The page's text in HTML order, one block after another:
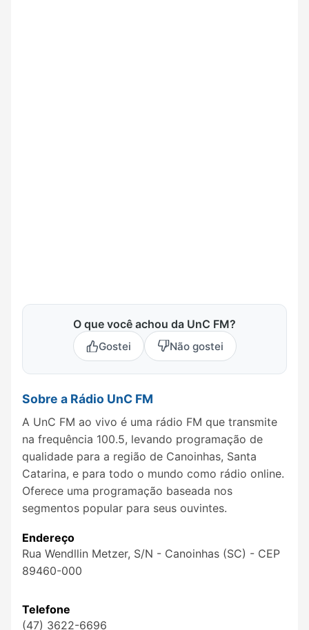
O que você achou da UnC FM?
Gostei Não gostei
Sobre a Rádio UnC FM
A UnC FM ao vivo é uma rádio FM que transmite
na frequência 100.5, levando programação de
qualidade para a região de Canoinhas, Santa
Catarina, e para todo o mundo como rádio online.
Oferece uma programação baseada nos
segmentos popular para seus ouvintes.
Endereço
Rua Wendllin Metzer, S/N - Canoinhas (SC) - CEP
89460-000
Telefone
(47) 3622-6696